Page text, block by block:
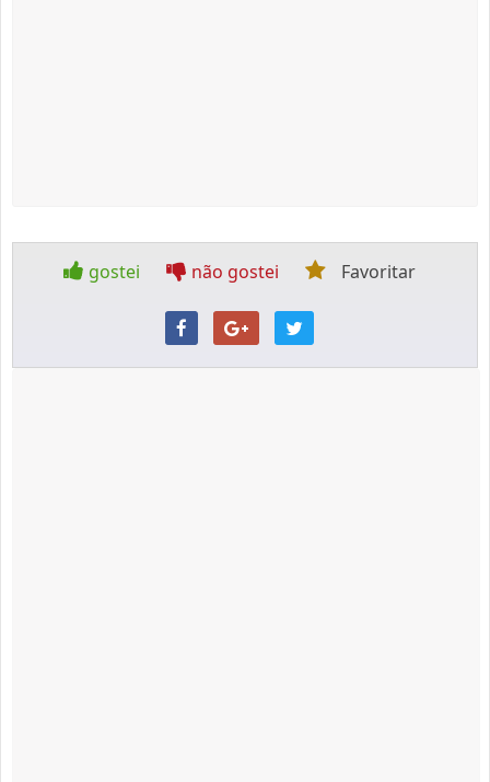
gostei não gostei Favoritar